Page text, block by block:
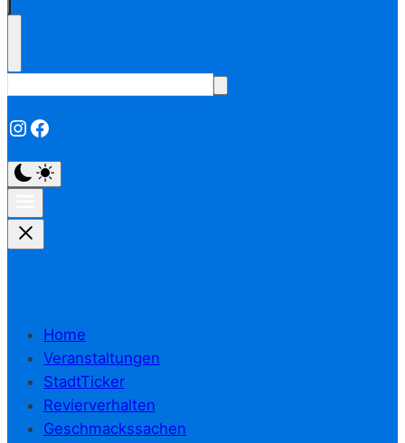
Instagram
Facebook
Home
Veranstaltungen
StadtTicker
Revierverhalten
Geschmackssachen